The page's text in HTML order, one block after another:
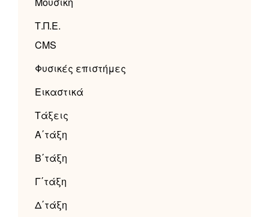
Τ.Π.Ε.
CMS
Φυσικές επιστήμες
Εικαστικά
Τάξεις
Α΄τάξη
Β΄τάξη
Γ΄τάξη
Δ΄τάξη